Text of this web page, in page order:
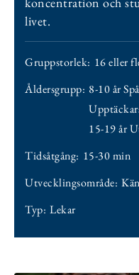
livet.
Gruppstorlek: 16 eller
Åldersgrupp: 8-10 år
15-19 år
Tidsåtgång: 15-30 min
Utvecklingsområde:
Typ: Lekar